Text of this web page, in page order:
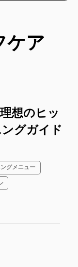
ケア
想のヒッ
グガイド
ングメニュー